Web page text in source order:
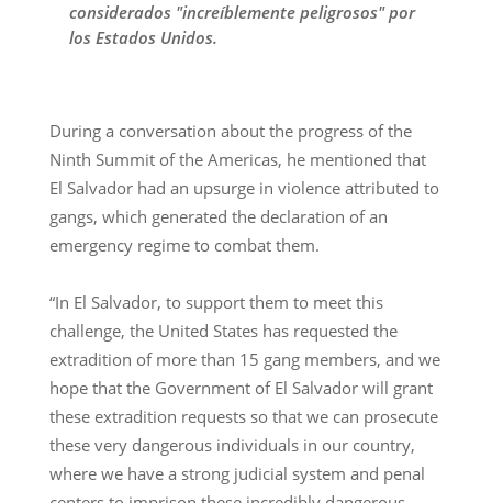
considerados "increíblemente peligrosos" por
los Estados Unidos.
During a conversation about the progress of the
Ninth Summit of the Americas, he mentioned that
El Salvador had an upsurge in violence attributed to
gangs, which generated the declaration of an
emergency regime to combat them.
“In El Salvador, to support them to meet this
challenge, the United States has requested the
extradition of more than 15 gang members, and we
hope that the Government of El Salvador will grant
these extradition requests so that we can prosecute
these very dangerous individuals in our country,
where we have a strong judicial system and penal